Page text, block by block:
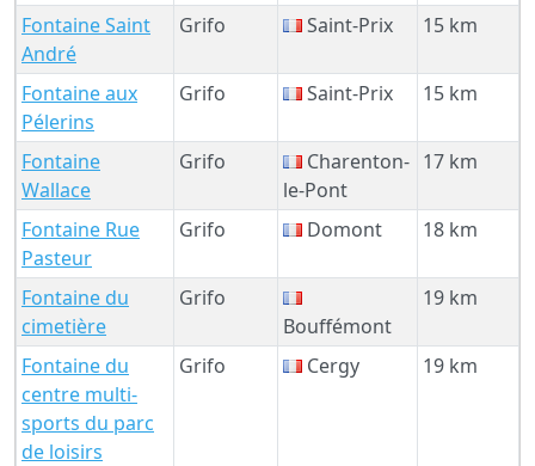
Fontaine Saint
André
Grifo Saint-Prix 15 km
Fontaine aux
Pélerins
Grifo Saint-Prix 15 km
Fontaine
Wallace
Grifo
Charenton-
le-Pont
17 km
Fontaine Rue
Pasteur
Grifo Domont 18 km
Fontaine du
cimetière
Grifo
Bouffémont
19 km
Fontaine du
centre multi-
sports du parc
de loisirs
Grifo Cergy 19 km